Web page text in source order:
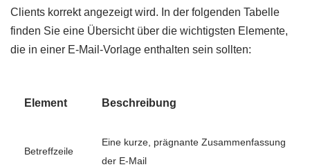
Clients korrekt angezeigt wird. In der folgenden Tabelle
finden Sie eine Übersicht über die wichtigsten Elemente,
die in einer E-Mail-Vorlage enthalten sein sollten:
Element Beschreibung
Betreffzeile
Eine kurze, prägnante Zusammenfassung
der E-Mail